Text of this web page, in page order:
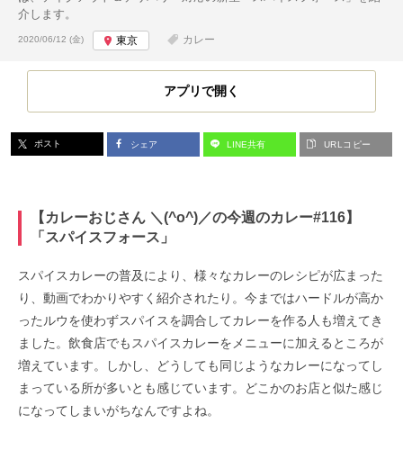
介します。
投稿日:
2020/06/12 (金) 東京 カレー
アプリで開く
ポスト シェア LINE共有 URLコピー
【カレーおじさん ＼(^o^)／の今週のカレー#116】
「スパイスフォース」
スパイスカレーの普及により、様々なカレーのレシピが広まった
り、動画でわかりやすく紹介されたり。今まではハードルが高か
ったルウを使わずスパイスを調合してカレーを作る人も増えてき
ました。飲食店でもスパイスカレーをメニューに加えるところが
増えています。​しかし、どうしても同じようなカレーになってし
まっている所が多いとも感じています。どこかのお店と似た感じ
になってしまいがちな​んですよね。​